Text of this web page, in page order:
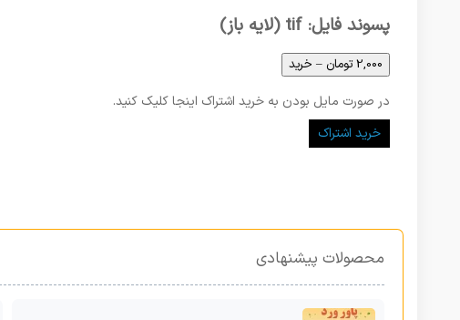
پسوند فایل: tif (لایه باز)
2,000 تومان – خرید
در صورت مایل بودن به خرید اشتراک اینجا کلیک کنید.
خرید اشتراک
محصولات پیشنهادی